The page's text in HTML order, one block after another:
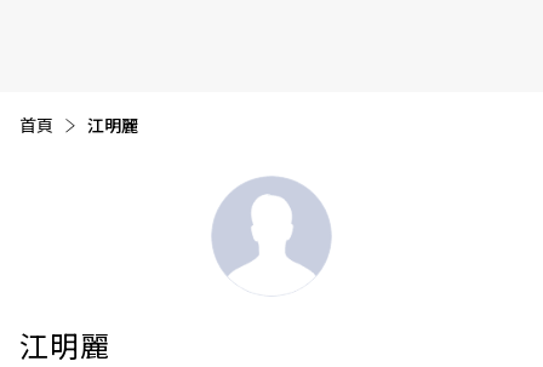
首頁 目前頁面：
江明麗
江明麗